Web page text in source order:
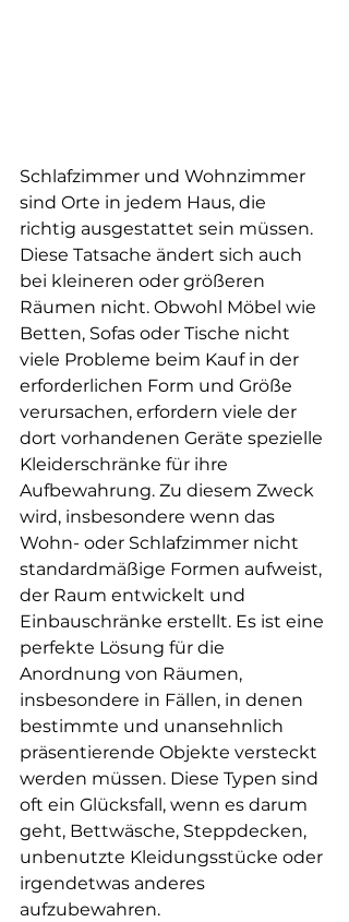
Schlafzimmer und Wohnzimmer
sind Orte in jedem Haus, die
richtig ausgestattet sein müssen.
Diese Tatsache ändert sich auch
bei kleineren oder größeren
Räumen nicht. Obwohl Möbel wie
Betten, Sofas oder Tische nicht
viele Probleme beim Kauf in der
erforderlichen Form und Größe
verursachen, erfordern viele der
dort vorhandenen Geräte spezielle
Kleiderschränke für ihre
Aufbewahrung. Zu diesem Zweck
wird, insbesondere wenn das
Wohn- oder Schlafzimmer nicht
standardmäßige Formen aufweist,
der Raum entwickelt und
Einbauschränke erstellt. Es ist eine
perfekte Lösung für die
Anordnung von Räumen,
insbesondere in Fällen, in denen
bestimmte und unansehnlich
präsentierende Objekte versteckt
werden müssen. Diese Typen sind
oft ein Glücksfall, wenn es darum
geht, Bettwäsche, Steppdecken,
unbenutzte Kleidungsstücke oder
irgendetwas anderes
aufzubewahren.